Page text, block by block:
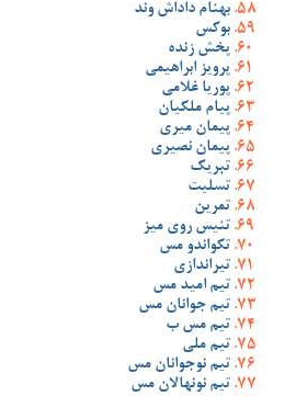
بهنام داداش وند
بوکس
پخش زنده
پرویز ابراهیمی
پوریا غلامی
پیام ملکیان
پیمان میری
پیمان نصیری
تبریک
تسلیت
تمرین
تنیس روی میز
تکواندو مس
تیراندازی
تیم امید مس
تیم جوانان مس
تیم مس ب
تیم ملی
تیم نوجوانان مس
تیم نونهالان مس